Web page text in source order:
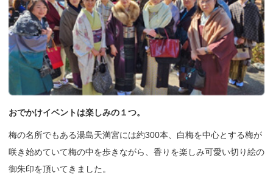
おでかけイベントは楽しみの１つ。
梅の名所でもある湯島天満宮には約300本、白梅を中心とする梅が
咲き始めていて梅の中を歩きながら、香りを楽しみ可愛い切り絵の
御朱印を頂いてきました。